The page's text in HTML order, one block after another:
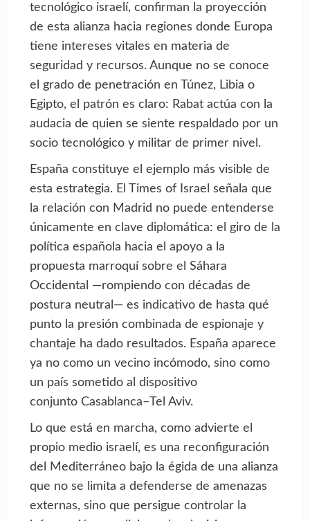
tecnológico israelí, confirman la proyección
de esta alianza hacia regiones donde Europa
tiene intereses vitales en materia de
seguridad y recursos. Aunque no se conoce
el grado de penetración en Túnez, Libia o
Egipto, el patrón es claro: Rabat actúa con la
audacia de quien se siente respaldado por un
socio tecnológico y militar de primer nivel.
España constituye el ejemplo más visible de
esta estrategia. El Times of Israel señala que
la relación con Madrid no puede entenderse
únicamente en clave diplomática: el giro de la
política española hacia el apoyo a la
propuesta marroquí sobre el Sáhara
Occidental —rompiendo con décadas de
postura neutral— es indicativo de hasta qué
punto la presión combinada de espionaje y
chantaje ha dado resultados. España aparece
ya no como un vecino incómodo, sino como
un país sometido al dispositivo
conjunto Casablanca–Tel Aviv.
Lo que está en marcha, como advierte el
propio medio israelí, es una reconfiguración
del Mediterráneo bajo la égida de una alianza
que no se limita a defenderse de amenazas
externas, sino que persigue controlar la